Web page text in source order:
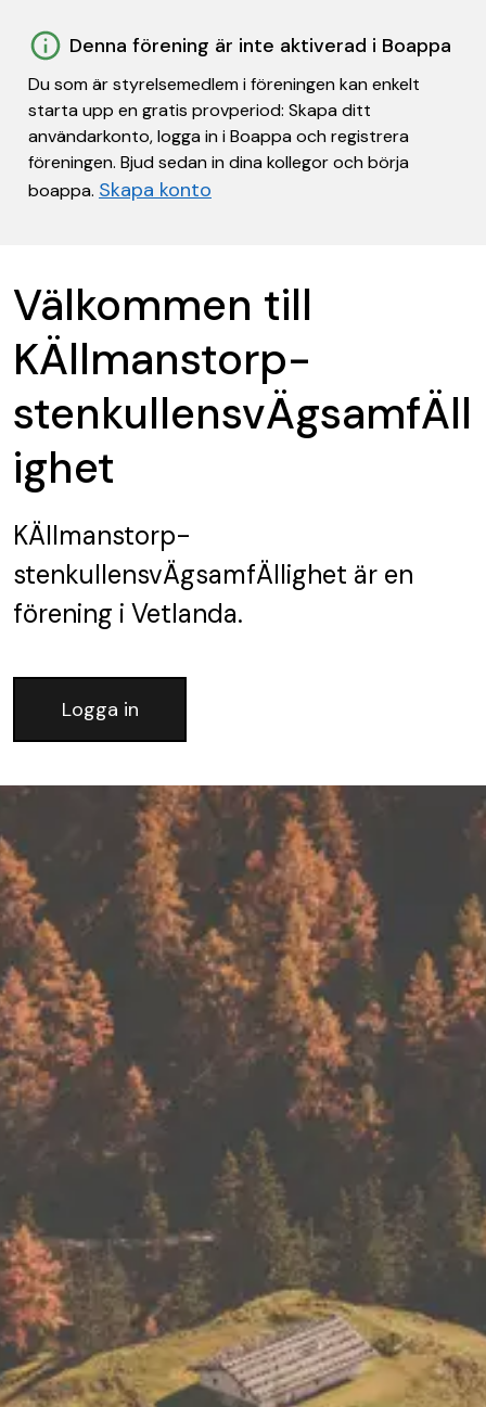
Denna förening är inte aktiverad i Boappa
Du som är styrelsemedlem i föreningen kan enkelt
starta upp en gratis provperiod: Skapa ditt
användarkonto, logga in i Boappa och registrera
föreningen. Bjud sedan in dina kollegor och börja
boappa. Skapa konto
Välkommen till
KÄllmanstorp-
stenkullensvÄgsamfÄll
ighet
KÄllmanstorp-
stenkullensvÄgsamfÄllighet är en
förening i Vetlanda.
Logga in